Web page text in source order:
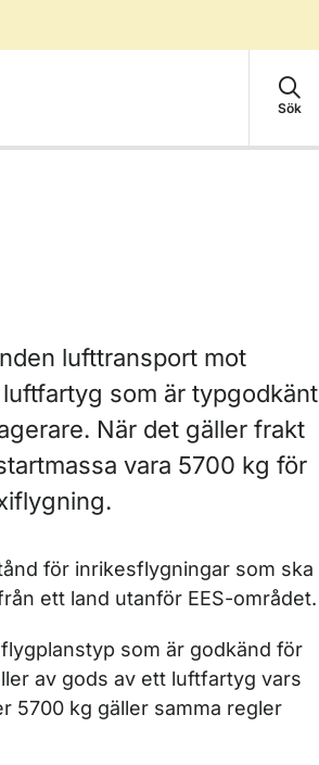
Sök
luftfart
lufttransport mot
som är typgodkänt
När det gäller frakt
vara 5700 kg för
för inrikesflygningar som ska
ett land utanför EES-området.
som är godkänd för
av gods av ett luftfartyg vars
5700 kg gäller samma regler